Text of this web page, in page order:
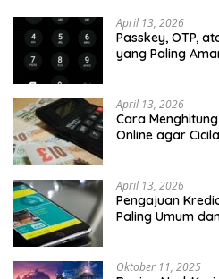
April 13, 2026
Passkey, OTP,
yang Paling
April 13, 2026
Cara
Online agar
April 13, 2026
Pengajuan
Paling Umum
Oktober 11, 2025